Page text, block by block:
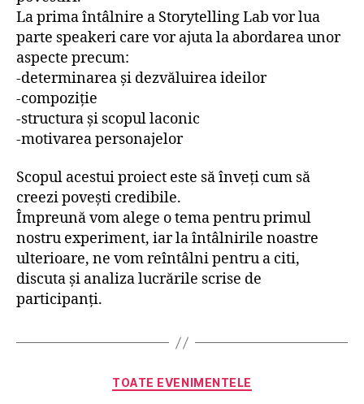
La prima întâlnire a Storytelling Lab vor lua
parte speakeri care vor ajuta la abordarea unor
aspecte precum:
-determinarea și dezvăluirea ideilor
-compoziţie
-structura și scopul laconic
-motivarea personajelor
Scopul acestui proiect este să înveți cum să
creezi povești credibile.
Împreună vom alege o tema pentru primul
nostru experiment, iar la întâlnirile noastre
ulterioare, ne vom reîntâlni pentru a citi,
discuta și analiza lucrările scrise de
participanți.
Categorii
TOATE EVENIMENTELE